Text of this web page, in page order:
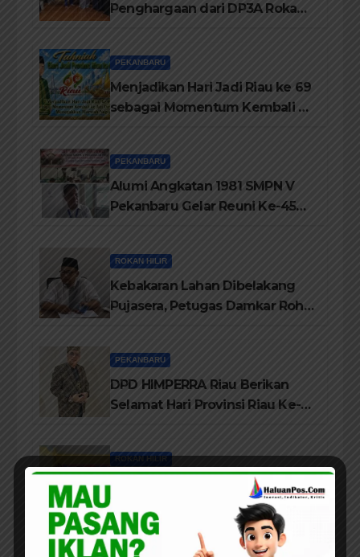
Penghargaan dari DP3A Rokan
PEKANBARU
Menjadikan Hari Jadi Riau ke 69
sebagai Momentum Kembali ke
PEKANBARU
Alumi Angkatan 1981 SMPN V
Pekanbaru Gelar Reuni Ke-45
ROKAN HILIR
Kebakaran Lahan Dibelakang
Pujasera, Petugas Damkar Rohil
PEKANBARU
DPD HIMPERRA Riau Berikan
Selamat Hari Provinsi Riau Ke-
ROKAN HILIR
Sukses Gelar Festival Kampung
Literasi, Lembaga Tepak Sirih
Terima Piagam Penghargaan
dari Disdikbud Rohil